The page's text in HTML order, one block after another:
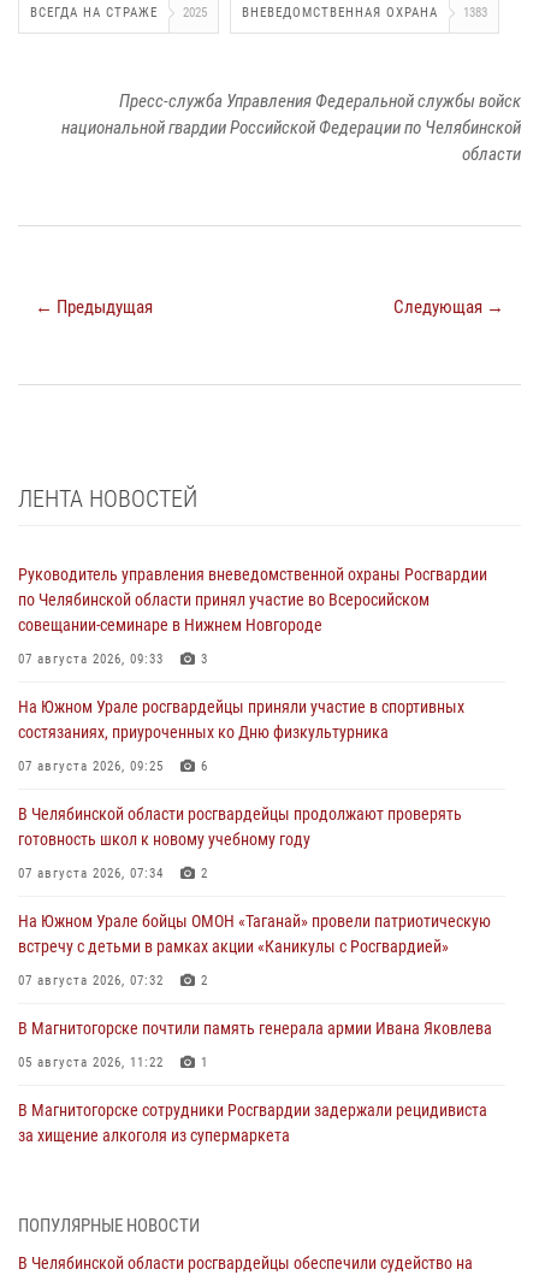
ВСЕГДА НА СТРАЖЕ 2025 ВНЕВЕДОМСТВЕННАЯ ОХРАНА 1383
Пресс-служба Управления Федеральной службы войск
национальной гвардии Российской Федерации по Челябинской
области
← Предыдущая Следующая →
ЛЕНТА НОВОСТЕЙ
Руководитель управления вневедомственной охраны Росгвардии
по Челябинской области принял участие во Всеросийском
совещании-семинаре в Нижнем Новгороде
07 августа 2026, 09:33 3
На Южном Урале росгвардейцы приняли участие в спортивных
состязаниях, приуроченных ко Дню физкультурника
07 августа 2026, 09:25 6
В Челябинской области росгвардейцы продолжают проверять
готовность школ к новому учебному году
07 августа 2026, 07:34 2
На Южном Урале бойцы ОМОН «Таганай» провели патриотическую
встречу с детьми в рамках акции «Каникулы с Росгвардией»
07 августа 2026, 07:32 2
В Магнитогорске почтили память генерала армии Ивана Яковлева
05 августа 2026, 11:22 1
В Магнитогорске сотрудники Росгвардии задержали рецидивиста
за хищение алкоголя из супермаркета
На Южном Урале спецназ Росгвардии провел военно-полевые
ПОПУЛЯРНЫЕ НОВОСТИ
В Челябинской области росгвардейцы обеспечили судейство на